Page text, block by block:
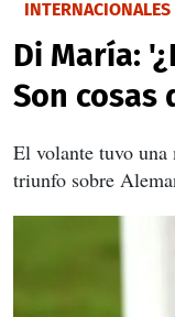
INTERNACIONALES
Di María:
Son cosas
El volante tuvo
triunfo sobre